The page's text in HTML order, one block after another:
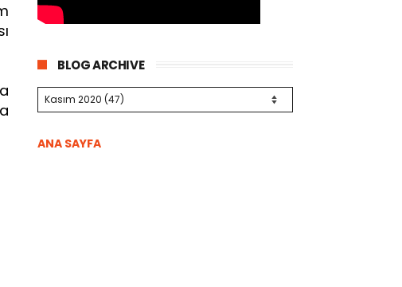
BLOG ARCHIVE
ANA SAYFA